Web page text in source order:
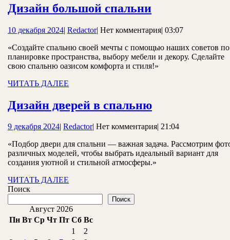
Дизайн большой спальниДизайн
спальни
10 декабря 202410
2024
| RedactorRedactor
| Нет комментария| 03:07
«Создайте спальню своей мечты с помощью наших советов по
планировке пространства, выбору мебели и декору. Сделайте
свою спальню оазисом комфорта и стиля!»
ЧИТАТЬ ДАЛЕЕ
Дизайн дверей в спальнюДизайн
в
спальню
9 декабря 20249
2024
RedactorRedactor
| Нет комментария 21:04
«Подбор двери для спальни — важная задача. Рассмотрим
различных моделей, чтобы выбрать идеальный вариант для
создания уютной и стильной атмосферы.»
ЧИТАТЬ ДАЛЕЕ
Поиск
Поиск
Август 2026
Пн Вт Ср Чт Пт Сб Вс
1
2